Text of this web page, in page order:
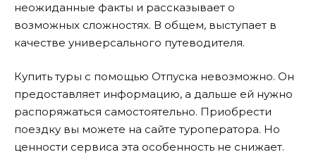
неожиданные факты и рассказывает о
возможных сложностях. В общем, выступает в
качестве универсального путеводителя.
Купить туры с помощью Отпуска невозможно. Он
предоставляет информацию, а дальше ей нужно
распоряжаться самостоятельно. Приобрести
поездку вы можете на сайте туроператора. Но
ценности сервиса эта особенность не снижает.